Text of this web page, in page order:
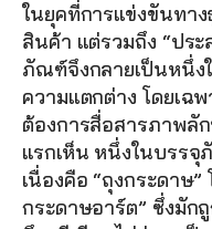
ในยุคที่การแข่งขันทา
สินค้า แต่รวมถึง “ปร
ภัณฑ์จึงกลายเป็นหนึ่ง
ความแตกต่าง โดยเฉ
ต้องการสื่อสารภาพลั
แรกเห็น หนึ่งในบรร
เนื่องคือ “ถุงกระดาษ”
กระดาษอาร์ต” ซึ่งมัก